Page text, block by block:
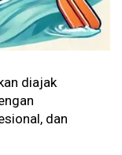
diajak
dan